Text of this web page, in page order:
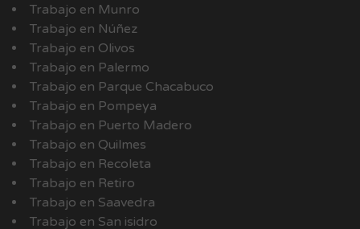
Trabajo en Munro
Trabajo en Núñez
Trabajo en Olivos
Trabajo en Palermo
Trabajo en Parque Chacabuco
Trabajo en Pompeya
Trabajo en Puerto Madero
Trabajo en Quilmes
Trabajo en Recoleta
Trabajo en Retiro
Trabajo en Saavedra
Trabajo en San isidro